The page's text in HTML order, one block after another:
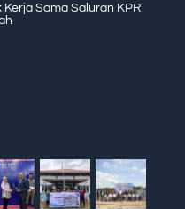
Kerja Sama Saluran KPR